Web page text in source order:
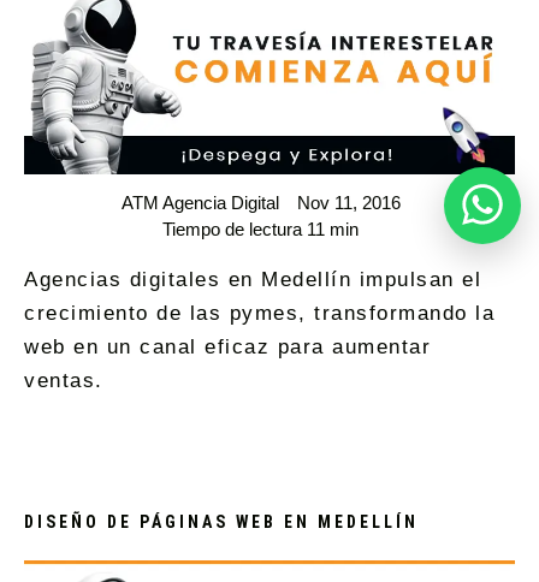
ATM Agencia Digital
Nov 11, 2016
Tiempo de lectura 11 min
Agencias digitales en Medellín impulsan el
crecimiento de las pymes, transformando la
web en un canal eficaz para aumentar
ventas.
DISEÑO DE PÁGINAS WEB EN MEDELLÍN